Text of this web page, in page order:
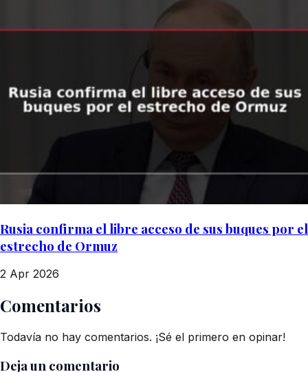
Rusia confirma el libre acceso de sus buques por el
estrecho de Ormuz
2 Apr 2026
Comentarios
Todavía no hay comentarios. ¡Sé el primero en opinar!
Deja un comentario